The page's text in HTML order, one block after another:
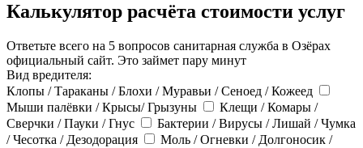
Калькулятор расчёта стоимости услуг
Ответьте всего на 5 вопросов санитарная служба в Озёрах
официальный сайт. Это займет пару минут
Вид вредителя:
Клопы / Тараканы / Блохи / Муравьи / Сеноед / Кожеед
Мыши палёвки / Крысы/ Грызуны
Клещи / Комары /
Сверчки / Пауки / Гнус
Бактерии / Вирусы / Лишай / Чумка
/ Чесотка / Дезодорация
Моль / Огневки / Долгоносик /